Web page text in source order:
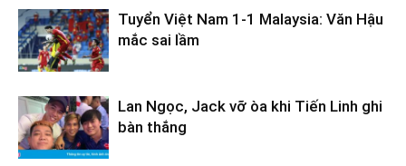
Tuyển Việt Nam 1-1 Malaysia: Văn Hậu
mắc sai lầm
Lan Ngọc, Jack vỡ òa khi Tiến Linh ghi
bàn thắng